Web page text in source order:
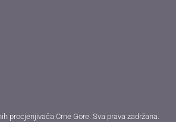
procjenjivača Crne Gore. Sva prava zadržana.